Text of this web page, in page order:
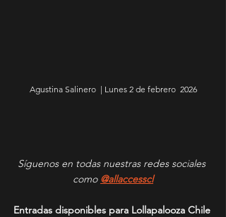
Agustina Salinero  | Lunes 2 de febrero  2026
Síguenos en todas nuestras redes sociales
como @allaccesscl
Entradas disponibles para Lollapalooza Chile